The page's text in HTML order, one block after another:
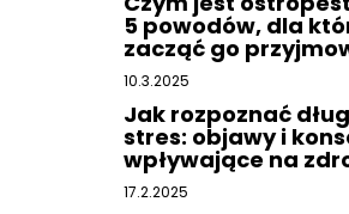
5 powodów, dla
zacząć go
10.3.2025
Jak rozpoznać
stres: objawy i
wpływające na
17.2.2025